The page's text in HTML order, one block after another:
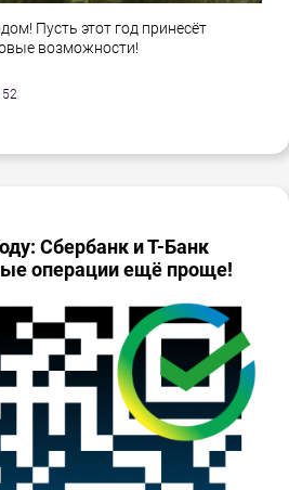
Пусть этот год принесёт
возможности!
Сбербанк и Т-Банк
операции ещё проще!